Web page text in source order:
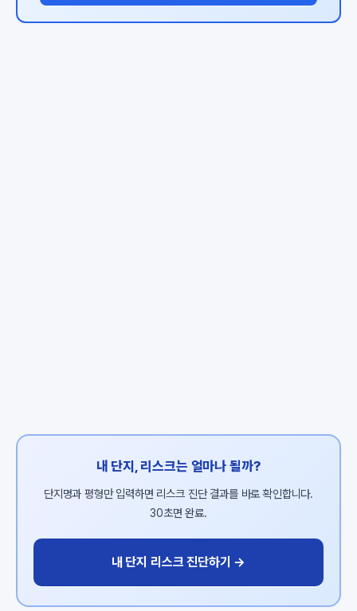
내 단지, 리스크는 얼마나 될까?
단지명과 평형만 입력하면 리스크 진단 결과를 바로 확인합니다.
30초면 완료.
내 단지 리스크 진단하기 →